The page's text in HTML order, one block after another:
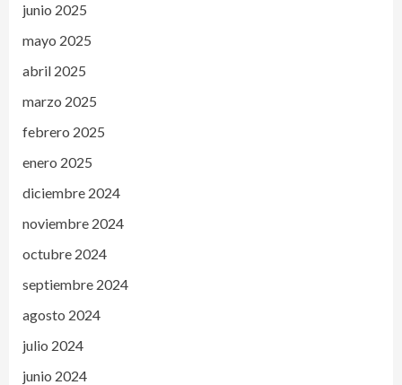
junio 2025
mayo 2025
abril 2025
marzo 2025
febrero 2025
enero 2025
diciembre 2024
noviembre 2024
octubre 2024
septiembre 2024
agosto 2024
julio 2024
junio 2024